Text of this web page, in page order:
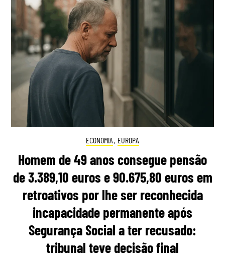
ECONOMIA , EUROPA
Homem de 49 anos consegue pensão
de 3.389,10 euros e 90.675,80 euros em
retroativos por lhe ser reconhecida
incapacidade permanente após
Segurança Social a ter recusado:
tribunal teve decisão final